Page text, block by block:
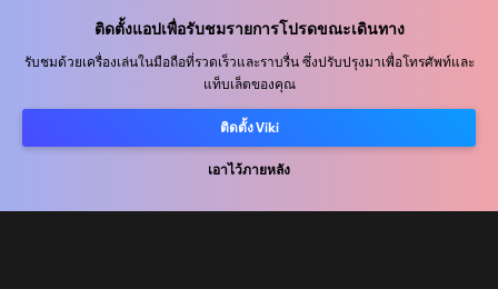
ติดตั้งแอปเพื่อรับชมรายการโปรดขณะเดินทาง
รับชมด้วยเครื่องเล่นในมือถือที่รวดเร็วและราบรื่น ซึ่งปรับปรุงมาเพื่อโทรศัพท์และ
แท็บเล็ตของคุณ
ติดตั้ง Viki
เอาไว้ภายหลัง
พันธมิตรด้านการเผยแพร่
ศูนย์ประชาสัมพันธ์
นโยบายความเป็นส่วนตัว